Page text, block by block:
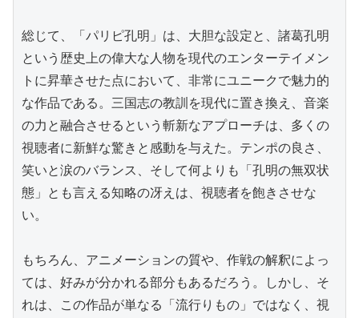
総じて、「パリピ孔明」は、大胆な設定と、諸葛孔明
という歴史上の偉大な人物を現代のエンターテイメン
トに昇華させた点において、非常にユニークで魅力的
な作品である。三国志の教訓を現代に置き換え、音楽
の力と融合させるという斬新なアプローチは、多くの
視聴者に新鮮な驚きと感動を与えた。テンポの良さ、
笑いと涙のバランス、そして何よりも「孔明の無双状
態」とも言える知略の冴えは、視聴者を飽きさせな
い。
もちろん、アニメーションの質や、作戦の解釈によっ
ては、好みが分かれる部分もあるだろう。しかし、そ
れは、この作品が単なる「流行りもの」ではなく、視